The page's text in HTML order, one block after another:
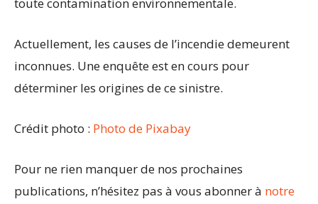
toute contamination environnementale.
Actuellement, les causes de l’incendie demeurent
inconnues. Une enquête est en cours pour
déterminer les origines de ce sinistre.
Crédit photo : Photo de Pixabay
Pour ne rien manquer de nos prochaines
publications, n’hésitez pas à vous abonner à notre